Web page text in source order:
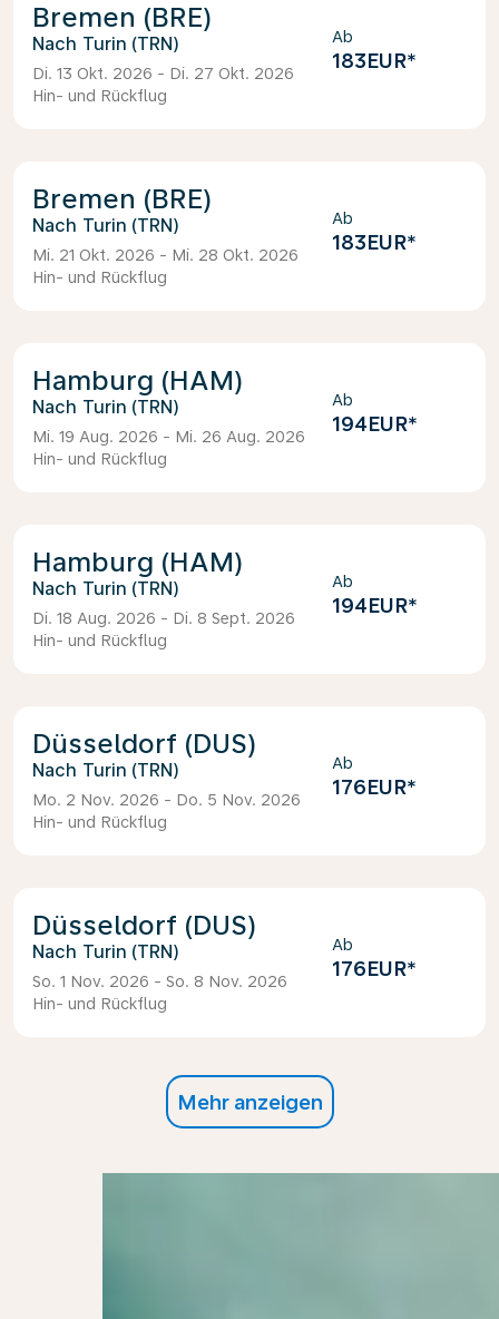
Bremen (BRE)
Turin (TRN)
Di. 13 Okt. 2026 - Di. 27 Okt. 2026
Hin- und Rückflug
Ab
183EUR*
Bremen (BRE)
Turin (TRN)
Mi. 21 Okt. 2026 - Mi. 28 Okt. 2026
Hin- und Rückflug
Ab
183EUR*
Hamburg (HAM)
Turin (TRN)
Mi. 19 Aug. 2026 - Mi. 26 Aug. 2026
Hin- und Rückflug
Ab
194EUR*
Hamburg (HAM)
Turin (TRN)
Di. 18 Aug. 2026 - Di. 8 Sept. 2026
Hin- und Rückflug
Ab
194EUR*
Düsseldorf (DUS)
Turin (TRN)
Mo. 2 Nov. 2026 - Do. 5 Nov. 2026
Hin- und Rückflug
Ab
176EUR*
Düsseldorf (DUS)
Turin (TRN)
So. 1 Nov. 2026 - So. 8 Nov. 2026
Hin- und Rückflug
Ab
176EUR*
Mehr anzeigen